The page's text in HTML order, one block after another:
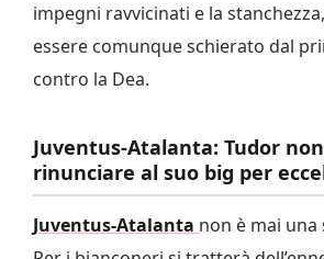
impegni ravvicinati e la
essere comunque schierato dal
contro la Dea.
Juventus-Atalanta: Tudor
rinunciare al suo big per
Juventus-Atalanta non è mai una